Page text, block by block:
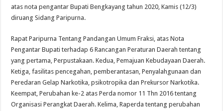
atas nota pengantar Bupati Bengkayang tahun 2020, Kamis (12/3)
diruang Sidang Paripurna.
Rapat Paripurna Tentang Pandangan Umum Fraksi, atas Nota
Pengantar Bupati terhadap 6 Rancangan Peraturan Daerah tentang
yang pertama, Perpustakaan. Kedua, Pemajuan Kebudayaan Daerah.
Ketiga, fasilitas pencegahan, pemberantasan, Penyalahgunaan dan
Peredaran Gelap Narkotika, psikotropika dan Prekursor Narkotika.
Keempat, Perubahan ke-2 atas Perda nomor 11 Thn 2016 tentang
Organisasi Perangkat Daerah. Kelima, Raperda tentang perubahan